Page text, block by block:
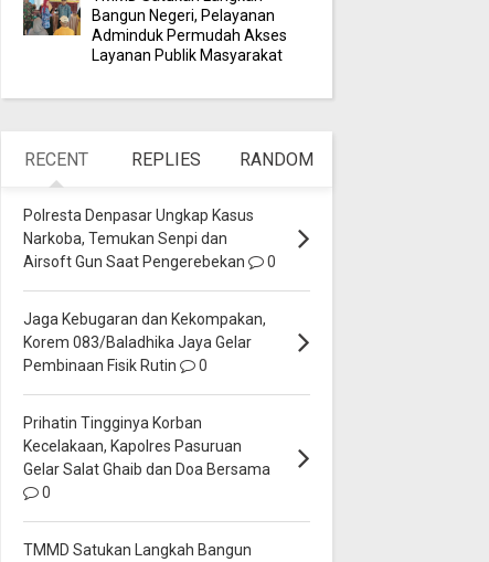
Bangun Negeri, Pelayanan
Adminduk Permudah Akses
Layanan Publik Masyarakat
RECENT REPLIES RANDOM
Polresta Denpasar Ungkap Kasus
Narkoba, Temukan Senpi dan
Airsoft Gun Saat Pengerebekan
0
Jaga Kebugaran dan Kekompakan,
Korem 083/Baladhika Jaya Gelar
Pembinaan Fisik Rutin
0
Prihatin Tingginya Korban
Kecelakaan, Kapolres Pasuruan
Gelar Salat Ghaib dan Doa Bersama
0
TMMD Satukan Langkah Bangun